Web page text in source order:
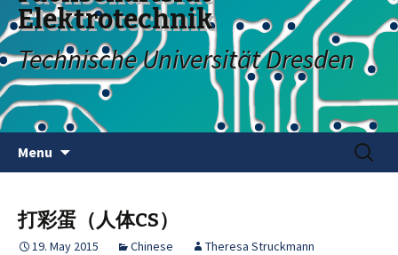
Elektrotechnik
Technische Universität Dresden
Menu
Search
for:
打彩蛋（人体CS）
19. May 2015 Chinese Theresa Struckmann